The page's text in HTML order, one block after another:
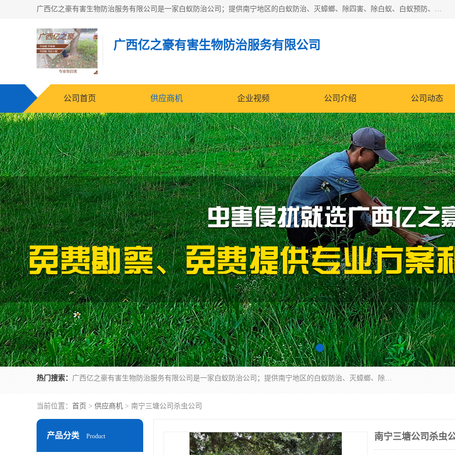
广西亿之豪有害生物防治服务有限公司是一家白蚁防治公司；提供南宁地区的白蚁防治、灭蟑螂、除四害、除白蚁、白蚁预防、消毒等服务，广西亿之豪有害生物防治服务有限公司专业灭蟑螂,灭鼠,除四害,服务上门,安全环保,售后保障,一次消杀，竭诚为您服务.
广西亿之豪有害生物防治服务有限公司
公司首页 供应商机 企业视频 公司介绍 公司动态
热门搜索： 广西亿之豪有害生物防治服务有限公司是一家白蚁防治公司；提供南宁地区的白蚁防治、灭蟑螂、除四害、除白蚁、白蚁预防、消毒等服务，广西亿之豪有害生物防治服务有限公司专业灭蟑螂,灭鼠,除四害,服务上门,安全环保,售后保障,一次消杀，竭诚为您服务.
当前位置： 首页 > 供应商机 > 南宁三塘公司杀虫公司
产品分类 Product 南宁三塘公司杀虫